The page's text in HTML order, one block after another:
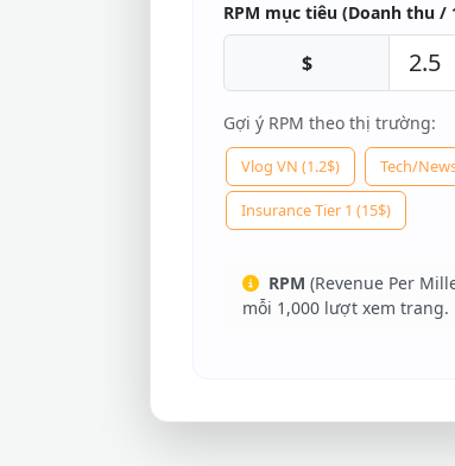
RPM mục tiêu (Doanh thu
$
Gợi ý RPM theo thị trường:
Vlog VN (1.2$) Tech/
Insurance Tier 1 (15$)
RPM (Revenue Per
mỗi 1,000 lượt xem trang.